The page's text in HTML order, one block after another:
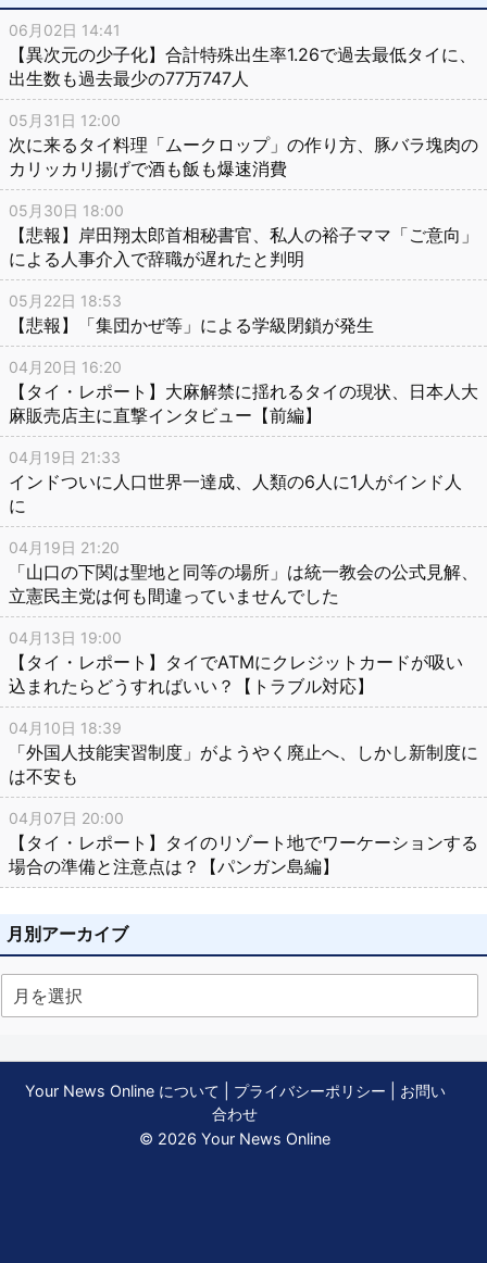
06月02日 14:41
【異次元の少子化】合計特殊出生率1.26で過去最低タイに、
出生数も過去最少の77万747人
05月31日 12:00
次に来るタイ料理「ムークロップ」の作り方、豚バラ塊肉の
カリッカリ揚げで酒も飯も爆速消費
05月30日 18:00
【悲報】岸田翔太郎首相秘書官、私人の裕子ママ「ご意向」
による人事介入で辞職が遅れたと判明
05月22日 18:53
【悲報】「集団かぜ等」による学級閉鎖が発生
04月20日 16:20
【タイ・レポート】大麻解禁に揺れるタイの現状、日本人大
麻販売店主に直撃インタビュー【前編】
04月19日 21:33
インドついに人口世界一達成、人類の6人に1人がインド人
に
04月19日 21:20
「山口の下関は聖地と同等の場所」は統一教会の公式見解、
立憲民主党は何も間違っていませんでした
04月13日 19:00
【タイ・レポート】タイでATMにクレジットカードが吸い
込まれたらどうすればいい？【トラブル対応】
04月10日 18:39
「外国人技能実習制度」がようやく廃止へ、しかし新制度に
は不安も
04月07日 20:00
【タイ・レポート】タイのリゾート地でワーケーションする
場合の準備と注意点は？【パンガン島編】
月別アーカイブ
Your News Online について プライバシーポリシー
お問い
合わせ
© 2026 Your News Online